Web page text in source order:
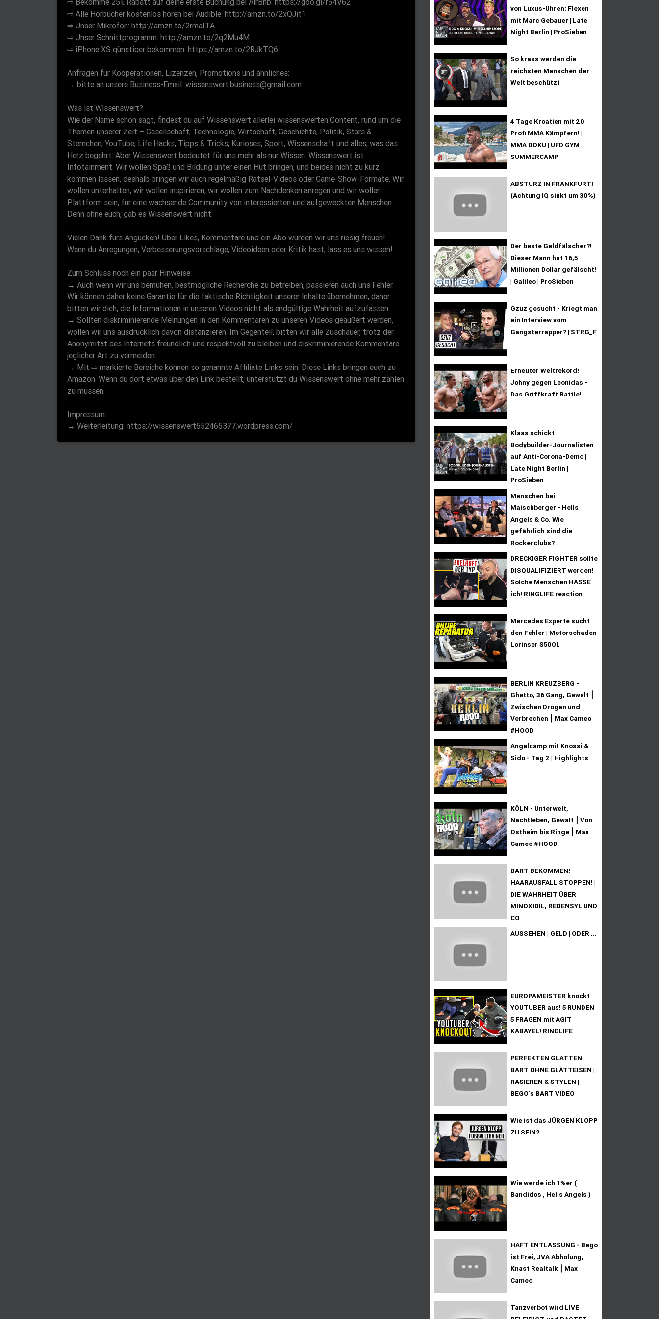
⇨ Bekomme 25€ Rabatt auf deine erste Buchung bei AirBnb: https://goo.gl/r54V62
⇨ Alle Hörbücher kostenlos hören bei Audible: http://amzn.to/2xQJit1
⇨ Unser Mikrofon: http://amzn.to/2rmaITA
⇨ Unser Schnittprogramm: http://amzn.to/2q2Mu4M
⇨ iPhone XS günstiger bekommen: https://amzn.to/2RJkTQ6
Anfragen für Kooperationen, Lizenzen, Promotions und ähnliches:
→ bitte an unsere Business-Email: wissenswert.business@gmail.com
Was ist Wissenswert?
Wie der Name schon sagt, findest du auf Wissenswert allerlei wissenswerten Content, rund um die
Themen unserer Zeit – Gesellschaft, Technologie, Wirtschaft, Geschichte, Politik, Stars &
Sternchen, YouTube, Life Hacks, Tipps & Tricks, Kurioses, Sport, Wissenschaft und alles, was das
Herz begehrt. Aber Wissenswert bedeutet für uns mehr als nur Wissen. Wissenswert ist
Infotainment. Wir wollen Spaß und Bildung unter einen Hut bringen, und beides nicht zu kurz
kommen lassen, deshalb bringen wir auch regelmäßig Rätsel-Videos oder Game-Show-Formate. Wir
wollen unterhalten, wir wollen inspirieren, wir wollen zum Nachdenken anregen und wir wollen
Plattform sein, für eine wachsende Community von interessierten und aufgeweckten Menschen.
Denn ohne euch, gäb es Wissenswert nicht.
Vielen Dank fürs Angucken! Über Likes, Kommentare und ein Abo würden wir uns riesig freuen!
Wenn du Anregungen, Verbesserungsvorschläge, Videoideen oder Kritik hast, lass es uns wissen!
Zum Schluss noch ein paar Hinweise:
→ Auch wenn wir uns bemühen, bestmögliche Recherche zu betreiben, passieren auch uns Fehler.
Wir können daher keine Garantie für die faktische Richtigkeit unserer Inhalte übernehmen, daher
bitten wir dich, die Informationen in unseren Videos nicht als endgültige Wahrheit aufzufassen.
→ Sollten diskriminierende Meinungen in den Kommentaren zu unseren Videos geäußert werden,
wollen wir uns ausdrücklich davon distanzieren. Im Gegenteil, bitten wir alle Zuschauer, trotz der
Anonymität des Internets freundlich und respektvoll zu bleiben und diskriminierende Kommentare
jeglicher Art zu vermeiden.
→ Mit ⇨ markierte Bereiche können so genannte Affiliate Links sein. Diese Links bringen euch zu
Amazon. Wenn du dort etwas über den Link bestellt, unterstützt du Wissenswert ohne mehr zahlen
zu müssen.
Impressum:
→ Weiterleitung: https://wissenswert652465377.wordpress.com/
von Luxus-Uhren: Flexen
mit Marc Gebauer | Late
Night Berlin | ProSieben
So krass werden die
reichsten Menschen der
Welt beschützt
4 Tage Kroatien mit 20
Profi MMA Kämpfern! |
MMA DOKU | UFD GYM
SUMMERCAMP
ABSTURZ IN FRANKFURT!
(Achtung IQ sinkt um 30%)
Der beste Geldfälscher?!
Dieser Mann hat 16,5
Millionen Dollar gefälscht!
| Galileo | ProSieben
Gzuz gesucht - Kriegt man
ein Interview vom
Gangsterrapper? | STRG_F
Erneuter Weltrekord!
Johny gegen Leonidas -
Das Griffkraft Battle!
Klaas schickt
Bodybuilder-Journalisten
auf Anti-Corona-Demo |
Late Night Berlin |
ProSieben
Menschen bei
Maischberger - Hells
Angels & Co. Wie
gefährlich sind die
Rockerclubs?
DRECKIGER FIGHTER sollte
DISQUALIFIZIERT werden!
Solche Menschen HASSE
ich! RINGLIFE reaction
Mercedes Experte sucht
den Fehler | Motorschaden
Lorinser S500L
BERLIN KREUZBERG -
Ghetto, 36 Gang, Gewalt ⎮
Zwischen Drogen und
Verbrechen ⎮ Max Cameo
#HOOD
Angelcamp mit Knossi &
Sido - Tag 2 | Highlights
KÖLN - Unterwelt,
Nachtleben, Gewalt ⎮ Von
Ostheim bis Ringe ⎮ Max
Cameo #HOOD
BART BEKOMMEN!
HAARAUSFALL STOPPEN! |
DIE WAHRHEIT ÜBER
MINOXIDIL, REDENSYL UND
CO
AUSSEHEN | GELD | ODER ...
EUROPAMEISTER knockt
YOUTUBER aus! 5 RUNDEN
5 FRAGEN mit AGIT
KABAYEL! RINGLIFE
PERFEKTEN GLATTEN
BART OHNE GLÄTTEISEN |
RASIEREN & STYLEN |
BEGO‘s BART VIDEO
Wie ist das JÜRGEN KLOPP
ZU SEIN?
Wie werde ich 1%er (
Bandidos , Hells Angels )
HAFT ENTLASSUNG - Bego
ist Frei, JVA Abholung,
Knast Realtalk ⎮ Max
Cameo
Tanzverbot wird LIVE